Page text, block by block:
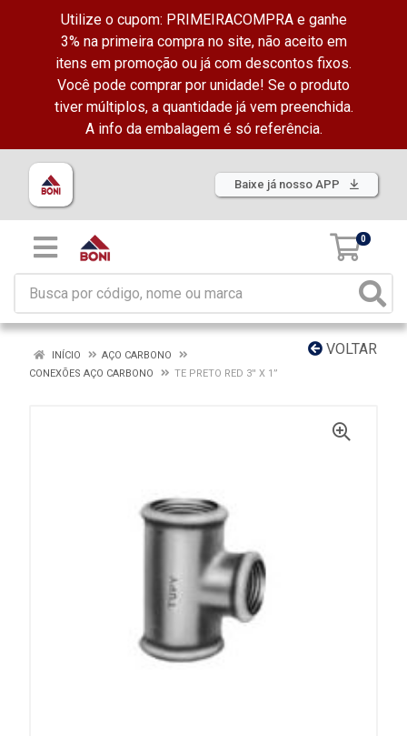
Utilize o cupom: PRIMEIRACOMPRA e ganhe
3% na primeira compra no site, não aceito em
itens em promoção ou já com descontos fixos.
Você pode comprar por unidade! Se o produto
tiver múltiplos, a quantidade já vem preenchida.
A info da embalagem é só referência.
Baixe já nosso APP
0
VOLTAR
INÍCIO
AÇO CARBONO
CONEXÕES AÇO CARBONO
TE PRETO RED 3'' X 1”